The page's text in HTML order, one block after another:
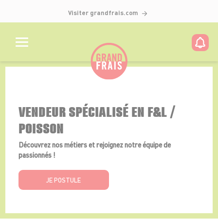
Visiter grandfrais.com
VENDEUR SPÉCIALISÉ EN F&L /
POISSON
Découvrez nos métiers et rejoignez notre équipe de
passionnés !
JE POSTULE